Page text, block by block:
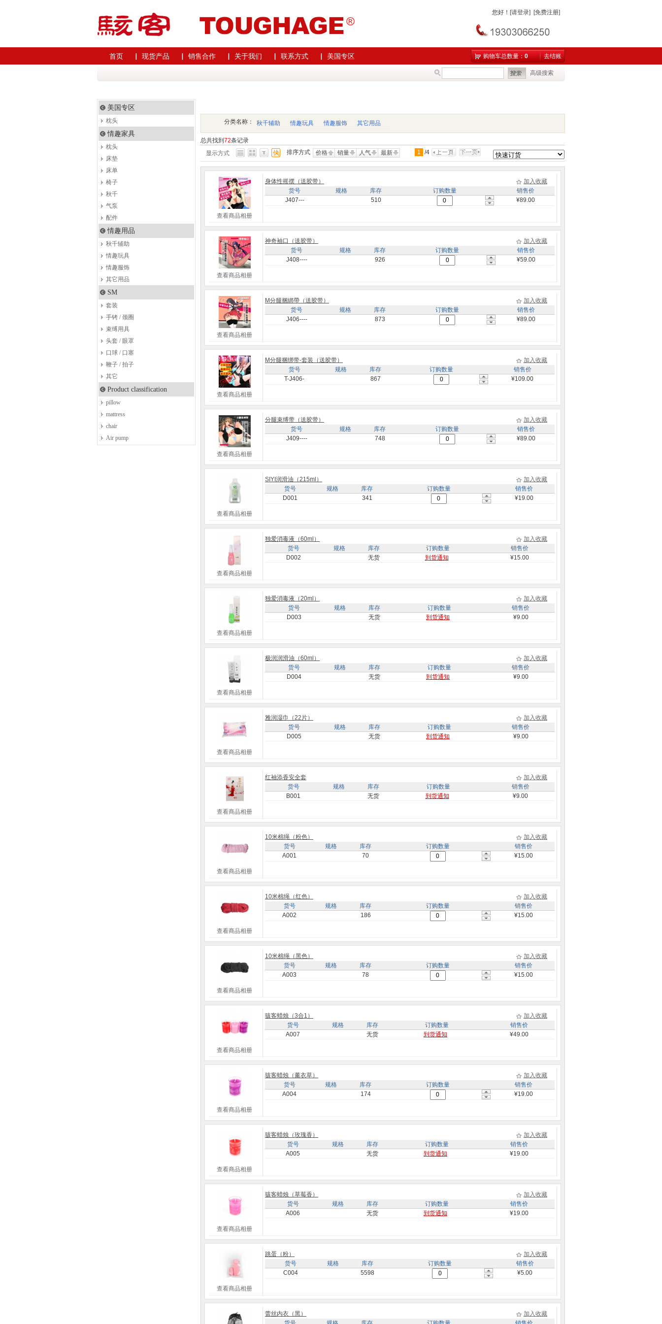
您好 ！ [请登录] [免费注册]
首页 ▏ 现货产品 ▏ 销售合作 ▏ 关于我们 ▏ 联系方式 ▏ 美国专区 购物车总数量： 0 去结账
高级搜索
美国专区
枕头
情趣家具
枕头
床垫
床单
椅子
秋千
气泵
配件
情趣用品
秋千辅助
情趣玩具
情趣服饰
其它用品
SM
套装
手铐 / 颈圈
束缚用具
头套 / 眼罩
口球 / 口塞
鞭子 / 拍子
其它
Product classification
pillow
mattress
chair
Air pump
分类名称： 秋千辅助 情趣玩具 情趣服饰 其它用品
总共找到 72条记录
显示方式
排序方式 价格 销量 人气 最新 1 /4
查看商品相册
身体性摇摆（送胶带）
加入收藏
货号
规格 库存 订购数量
销售价
J407---
510 ¥89.00
查看商品相册
神奇袖口（送胶带）
加入收藏
货号
规格 库存 订购数量
销售价
J408----
926 ¥59.00
查看商品相册
M分腿捆綁帶（送胶带）
加入收藏
货号
规格 库存 订购数量
销售价
J406----
873 ¥89.00
查看商品相册
M分腿捆绑带-套装（送胶带）
加入收藏
货号
规格 库存 订购数量
销售价
T-J406-
867 ¥109.00
查看商品相册
分腿束缚带（送胶带）
加入收藏
货号
规格 库存 订购数量
销售价
J409----
748 ¥89.00
查看商品相册
SIYI润滑油（215ml）
加入收藏
货号
规格 库存 订购数量
销售价
D001
341 ¥19.00
查看商品相册
独爱消毒液（60ml）
加入收藏
货号
规格 库存 订购数量
销售价
D002
无货 到货通知 ¥15.00
查看商品相册
独爱消毒液（20ml）
加入收藏
货号
规格 库存 订购数量
销售价
D003
无货 到货通知 ¥9.00
查看商品相册
极润润滑油（60ml）
加入收藏
货号
规格 库存 订购数量
销售价
D004
无货 到货通知 ¥9.00
查看商品相册
雅润湿巾（22片）
加入收藏
货号
规格 库存 订购数量
销售价
D005
无货 到货通知 ¥9.00
查看商品相册
红袖添香安全套
加入收藏
货号
规格 库存 订购数量
销售价
B001
无货 到货通知 ¥9.00
查看商品相册
10米棉绳（粉色）
加入收藏
货号
规格 库存 订购数量
销售价
A001
70 ¥15.00
查看商品相册
10米棉绳（红色）
加入收藏
货号
规格 库存 订购数量
销售价
A002
186 ¥15.00
查看商品相册
10米棉绳（黑色）
加入收藏
货号
规格 库存 订购数量
销售价
A003
78 ¥15.00
查看商品相册
骇客蜡烛（3合1）
加入收藏
货号
规格 库存 订购数量
销售价
A007
无货 到货通知 ¥49.00
查看商品相册
骇客蜡烛（薰衣草）
加入收藏
货号
规格 库存 订购数量
销售价
A004
174 ¥19.00
查看商品相册
骇客蜡烛（玫瑰香）
加入收藏
货号
规格 库存 订购数量
销售价
A005
无货 到货通知 ¥19.00
查看商品相册
骇客蜡烛（草莓香）
加入收藏
货号
规格 库存 订购数量
销售价
A006
无货 到货通知 ¥19.00
查看商品相册
跳蛋（粉）
加入收藏
货号
规格 库存 订购数量
销售价
C004
5598 ¥5.00
蕾丝内衣（黑）
加入收藏